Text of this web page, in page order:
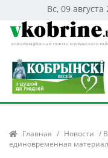
Вс, 09 августа
Главная / Новости /
единовременная